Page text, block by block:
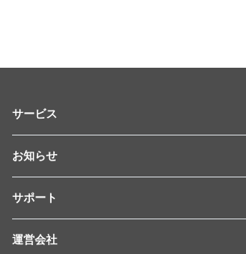
サービス
お知らせ
サポート
運営会社